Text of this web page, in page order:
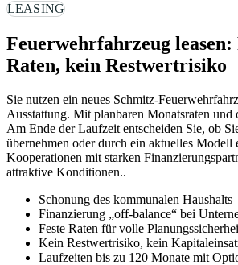
LEASING
Feuerwehrfahrzeug leasen:
Raten, kein Restwertrisiko
Sie nutzen ein neues Schmitz-
Ausstattung. Mit planbaren Monatsraten
Am Ende der Laufzeit entscheiden Sie, ob
übernehmen oder durch ein aktuelles Modell
Kooperationen mit starken
attraktive Konditionen..
Schonung des kommunalen Haushalts
Finanzierung „off-balance“ bei
Feste Raten für volle
Kein Restwertrisiko, kein
Laufzeiten bis zu 120 Monate mit